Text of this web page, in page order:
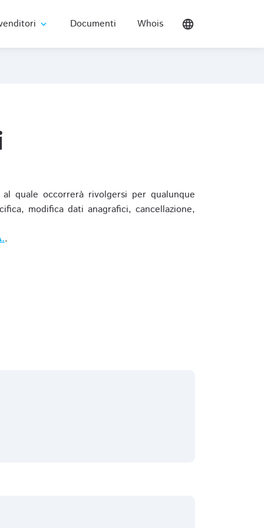
expand_more Documenti Whois language
quale occorrerà rivolgersi per qualunque
modifica dati anagrafici, cancellazione,
.